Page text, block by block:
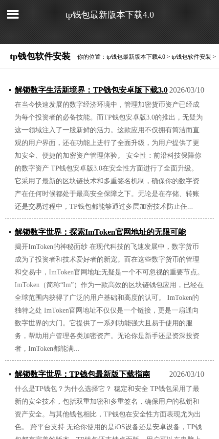
tp钱包最新版本下载4.0
tp钱包软件安装 你的位置： tp钱包最新版本下载4.0 > tp钱包软件安装 >
解锁数字生活新境界：TP钱包安卓版下载3.0 2026/03/10
在当今快速发展的数字经济环境中，管理加密货币资产已经成
为每个投资者的必备技能。而TP钱包安卓版3.0的推出，无疑为
这一领域注入了一股新鲜的活力。这款应用不仅拥有简洁而直
观的用户界面，还在功能上进行了全面升级，为用户提供了更
加安全、便捷的加密资产管理体验。 安全性：前沿科技保障你
的数字资产 TP钱包安卓版3.0在安全性方面进行了全面升级。
它采用了最新的区块链技术和多重签名机制，确保你的数字资
产在任何时候都处于最高安全保障之下。无论是在存储、转账
还是交易过程中，TP钱包都能够通过多层加密技术防止任...
解锁数字世界：探索ImToken官网地址的无限可能
2026/03/10
揭开ImToken的神秘面纱 在现代科技的飞速发展中，数字货币
成为了投资者和技术爱好者的新宠。而在这些数字货币的管理
和交易中，ImToken官网地址无疑是一个不可忽视的重要节点。
ImToken（简称“Im”）作为一款高效的区块链钱包应用，已经在
全球范围内获得了广泛的用户基础和高度的认可。 ImToken的
独特之处 ImToken官网地址不仅仅是一个链接，更是一扇通向
数字世界的大门。它提供了一系列功能强大且易于使用的服
务，帮助用户管理各类加密资产。无论你是新手还是资深投资
者，ImToken都能满...
解锁数字世界：TP钱包最新版下载指南 2026/03/10
什么是TP钱包？为什么选择它？ 稳定和安全 TP钱包采用了最
新的安全技术，包括双重加密和多重签名，确保用户的私钥和
资产安全。与其他钱包相比，TP钱包在安全性方面表现尤为出
色。 跨平台支持 无论你使用的是iOS设备还是安卓设备，TP钱